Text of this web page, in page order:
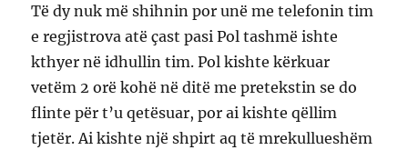
Të dy nuk më shihnin por unë me telefonin tim
e regjistrova atë çast pasi Pol tashmë ishte
kthyer në idhullin tim. Pol kishte kërkuar
vetëm 2 orë kohë në ditë me pretekstin se do
flinte për t’u qetësuar, por ai kishte qëllim
tjetër. Ai kishte një shpirt aq të mrekullueshëm